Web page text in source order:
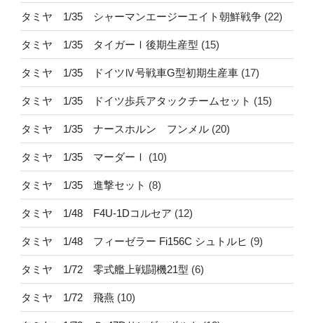
タミヤ 1/35 シャーマンエージーエイト朝鮮戦争 (22)
タミヤ 1/35 タイガーⅠ後期生産型 (15)
タミヤ 1/35 ドイツⅣ号戦車G型初期生産車 (17)
タミヤ 1/35 ドイツ歩兵アタックチームセット (15)
タミヤ 1/35 ナースホルン フンメル (20)
タミヤ 1/35 マーダーⅠ (10)
タミヤ 1/35 進撃セット (8)
タミヤ 1/48 F4U-1Dコルセア (12)
タミヤ 1/48 フィーゼラー Fi156C シュトルヒ (9)
タミヤ 1/72 零式艦上戦闘機21型 (6)
タミヤ 1/72 飛燕 (10)